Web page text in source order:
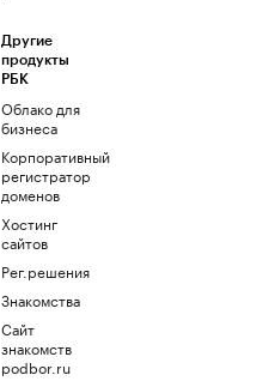
Другие
продукты
РБК
Облако для
бизнеса
Корпоративный
регистратор
доменов
Хостинг
сайтов
Рег.решения
Знакомства
Сайт
знакомств
podbor.ru